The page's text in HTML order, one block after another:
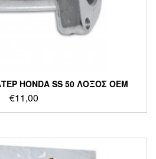
HONDA SS 50 ΛΟΞΟΣ OEM
€11,00